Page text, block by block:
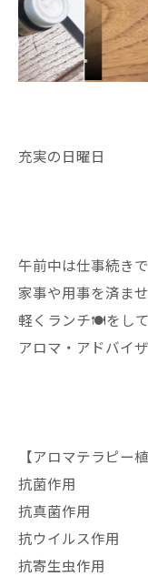
充実の日曜日
午前中は仕事続き
家事や用事を済ま
軽くランチ🍽️をし
アロマ・アドバイ
【アロマテラピー
抗菌作用
抗真菌作用
抗ウイルス作用
抗寄生虫作用